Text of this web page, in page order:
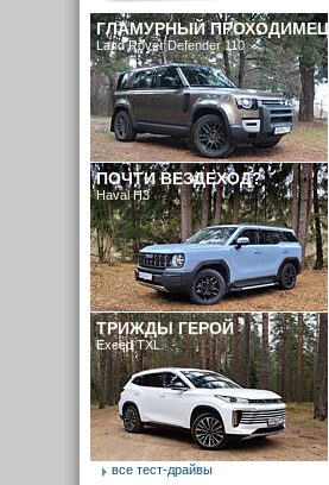
ГЛАМУРНЫЙ ПРОХОДИМЕЦ
Land Rover Defender 110
ПОЧТИ ВЕЗДЕХОД?
Haval H3
ТРИЖДЫ ГЕРОЙ
Exeed TXL
все тест-драйвы